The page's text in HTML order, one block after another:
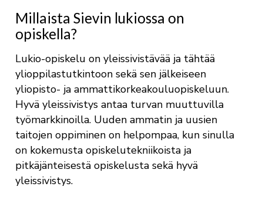
Millaista Sievin lukiossa on
opiskella?
Lukio-opiskelu on yleissivistävää ja tähtää
ylioppilastutkintoon sekä sen jälkeiseen
yliopisto- ja ammattikorkeakouluopiskeluun.
Hyvä yleissivistys antaa turvan muuttuvilla
työmarkkinoilla. Uuden ammatin ja uusien
taitojen oppiminen on helpompaa, kun sinulla
on kokemusta opiskelutekniikoista ja
pitkäjänteisestä opiskelusta sekä hyvä
yleissivistys.